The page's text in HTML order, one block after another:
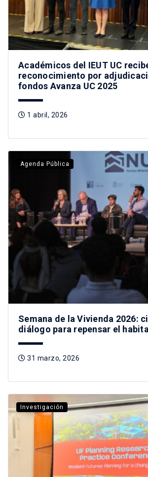
Académicos del IEUT UC
reconocimiento por
fondos Avanza UC 2025
1 abril, 2026
Agenda Pública
Semana de la Vivienda 2026:
diálogo para repensar el
31 marzo, 2026
Investigación